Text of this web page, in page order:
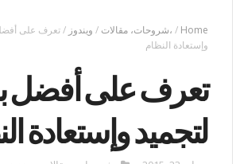
Home
/ ،شروحات، مقالات / ويندوز /تعرف على
وإستعادة النظام
تعرف على أفضل
لتجميد وإستعادة